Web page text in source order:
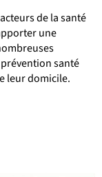
de la santé
une
santé
leur domicile.